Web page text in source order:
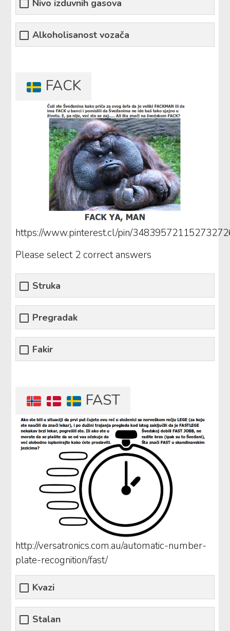
Nivo izduvnih gasova
Alkoholisanost vozača
FACK
https://www.pinterest.cl/pin/
Please select 2 correct answers
Struka
Pregradak
Fakir
FAST
http://versatronics.com.au/automatic-number-
plate-recognition/fast/
Kvazi
Stalan